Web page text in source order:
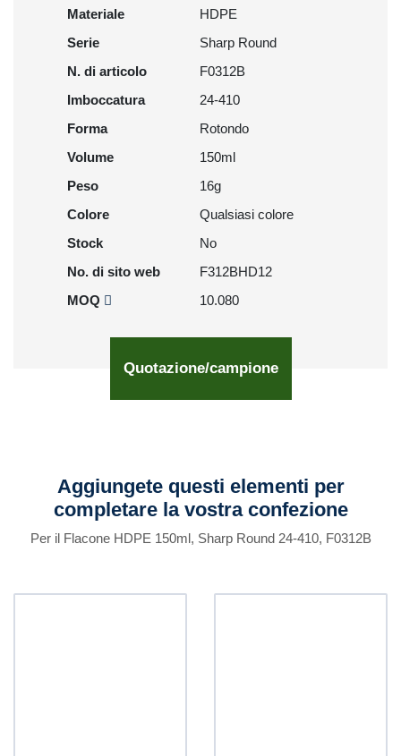
Materiale
HDPE
Serie
Sharp Round
N. di articolo
F0312B
Imboccatura
24-410
Forma
Rotondo
Volume
150ml
Peso
16g
Colore
Qualsiasi colore
Stock
No
No. di sito web
F312BHD12
MOQ
10.080
Quotazione/campione
Aggiungete questi elementi per
completare la vostra confezione
Per il Flacone HDPE 150ml, Sharp Round 24-410, F0312B